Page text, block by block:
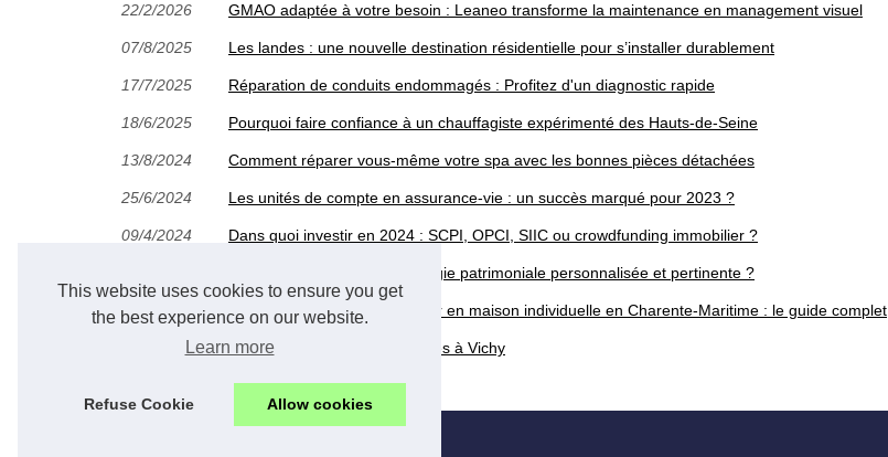
This website uses cookies to ensure you get
the best experience on our website.
Learn more
Refuse Cookie Allow cookies
22/2/2026 GMAO adaptée à votre besoin : Leaneo transforme la maintenance en management visuel
07/8/2025 Les landes : une nouvelle destination résidentielle pour s’installer durablement
17/7/2025 Réparation de conduits endommagés : Profitez d'un diagnostic rapide
18/6/2025 Pourquoi faire confiance à un chauffagiste expérimenté des Hauts-de-Seine
13/8/2024 Comment réparer vous-même votre spa avec les bonnes pièces détachées
25/6/2024 Les unités de compte en assurance-vie : un succès marqué pour 2023 ?
09/4/2024 Dans quoi investir en 2024 : SCPI, OPCI, SIIC ou crowdfunding immobilier ?
Comment élaborer une stratégie patrimoniale personnalisée et pertinente ?
15/3/2024 Trouver votre résidence senior en maison individuelle en Charente-Maritime : le guide complet
27/2/2024 Le guide de la pose de fenêtres à Vichy